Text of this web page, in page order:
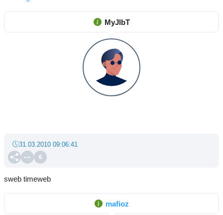
MyJlbT
6
31.03.2010 09:06:41
sweb timeweb
mafioz